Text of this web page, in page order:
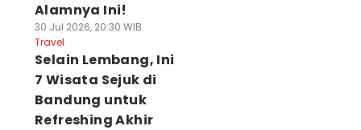
Alamnya Ini!
30 Jul 2026, 20:30 WIB
Travel
Selain Lembang, Ini
7 Wisata Sejuk di
Bandung untuk
Refreshing Akhir